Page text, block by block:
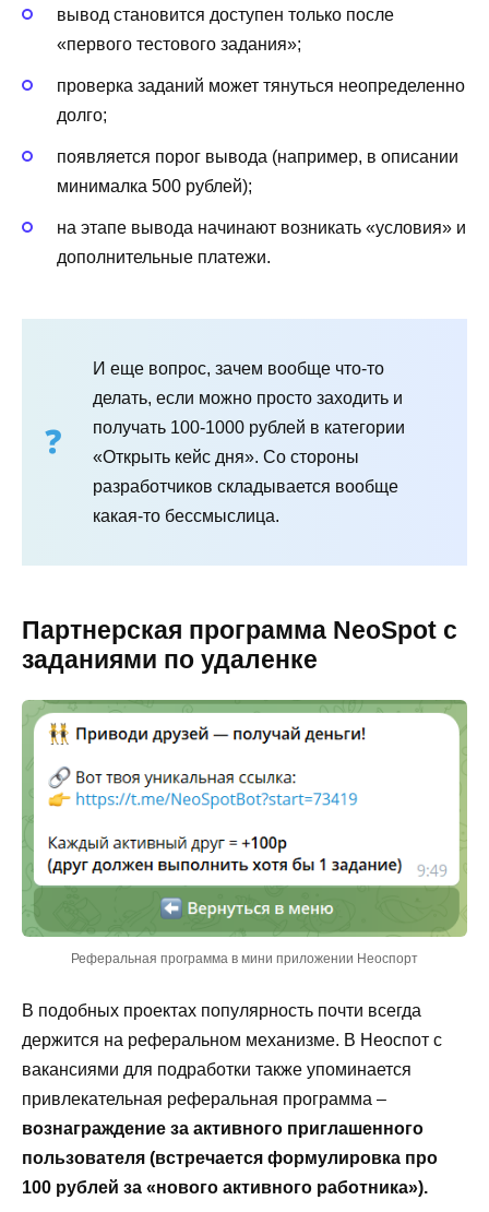
вывод становится доступен только после
«первого тестового задания»;
проверка заданий может тянуться неопределенно
долго;
появляется порог вывода (например, в описании
минималка 500 рублей);
на этапе вывода начинают возникать «условия» и
дополнительные платежи.
И еще вопрос, зачем вообще что-то
делать, если можно просто заходить и
получать 100-1000 рублей в категории
«Открыть кейс дня». Со стороны
разработчиков складывается вообще
какая-то бессмыслица.
Партнерская программа NeoSpot с
заданиями по удаленке
Реферальная программа в мини приложении Неоспорт
В подобных проектах популярность почти всегда
держится на реферальном механизме. В Неоспот с
вакансиями для подработки также упоминается
привлекательная реферальная программа –
вознаграждение за активного приглашенного
пользователя (встречается формулировка про
100 рублей за «нового активного работника»).